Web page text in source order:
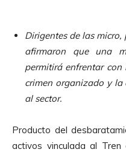
Dirigentes de las micro,
afirmaron que una
permitirá enfrentar
crimen organizado y la
al sector.
Producto del
activos vinculada al